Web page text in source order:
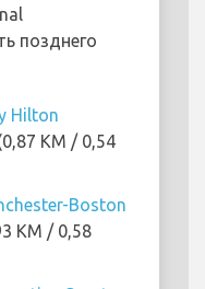
позднего
Hilton
KM / 0,54
Boston
KM / 0,58